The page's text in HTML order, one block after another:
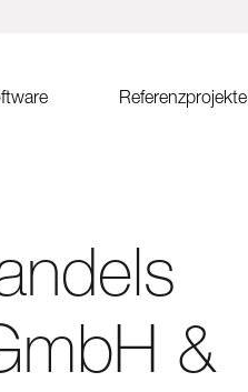
Referenzprojekte
Satteins
Kontakte
&